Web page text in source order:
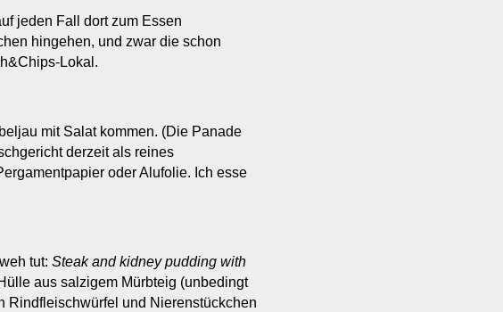
jeden Fall dort zum Essen
hingehen, und zwar die schon
Lokal.
mit Salat kommen. (Die Panade
derzeit als reines
oder Alufolie. Ich esse
tut: Steak and kidney pudding with
aus salzigem Mürbteig (unbedingt
Rindfleischwürfel und Nierenstückchen